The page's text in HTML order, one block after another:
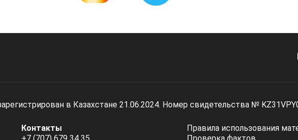
в Казахстане 21.06.2024. Номер свидетельства №
Контакты
Правила использования